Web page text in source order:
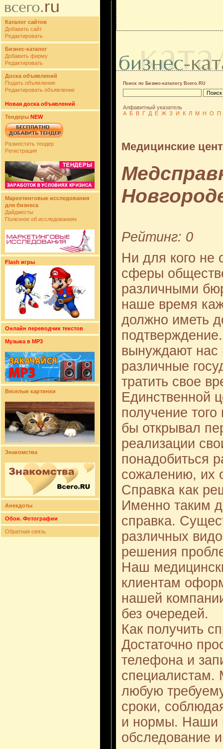
Каталог сайтов
Добавить сайт
Редактировать
Бизнес-каталог
Добавить фирму
Редактировать
Доска объявлений
Подать объявление
Редактировать объявление
Новая доска объявлений
Тендеры NEW
Разместить тендер
Регистрация
Маркетинговые исследования
для бизнеса
Дайджесты
Полезное об исследованиях
Flash игры
Онлайн переводчик текстов
Музыка в MP3
Веселые картинки
Знакомства
Анекдоты
Обои. Фотографии
Обратная связь
Поиск по Бизнес-каталогу Всего.RU
Алфавитный указатель
А Б В Г Д Е Ж З И К Л М Н О П
Медицинские
Рейтинг: 0
Ни для кого не
сферы
различными
наше время
должно иметь
вынуждают нас
различные
тратить свое
Единственной
получение
бы открывал
реализации
понадобиться
сожалению, их
Справка как
Именно таким
справка.
различных
решения
Наш
клиентам
нашей
без очередей.
Как получить
Достаточно
телефона и
любую
сроки,
и нормы. Наши
обследование